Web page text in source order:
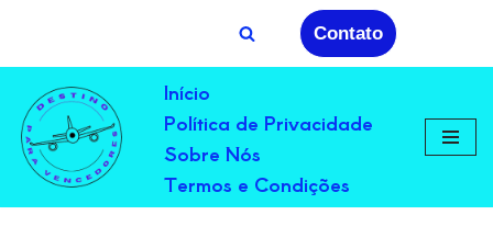
para
o
conteúdo
Contato
Início
Política de Privacidade
Sobre Nós
Termos e Condições